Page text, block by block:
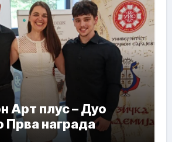
Арт плус – Дуо
Прва награда